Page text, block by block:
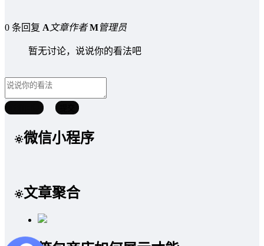
0 条回复 A文章作者 M管理员
暂无讨论，说说你的看法吧
微信小程序
文章聚合